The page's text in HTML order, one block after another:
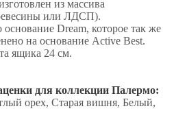
из массива
или ЛДСП).
Dream, которое так же
на основание Active Best.
ящика 24 см.
для коллекции Палермо:
орех, Старая вишня, Белый,